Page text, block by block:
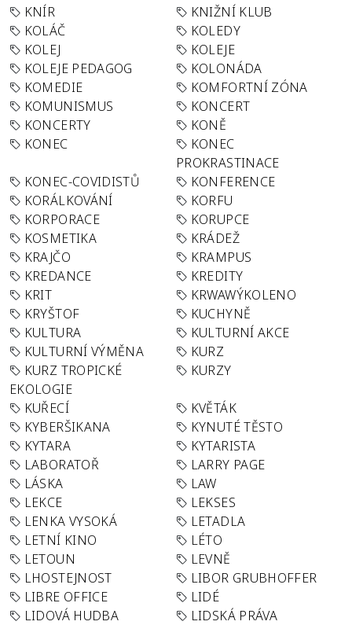
KNÍR
KNIŽNÍ KLUB
KOLÁČ
KOLEDY
KOLEJ
KOLEJE
KOLEJE PEDAGOG
KOLONÁDA
KOMEDIE
KOMFORTNÍ ZÓNA
KOMUNISMUS
KONCERT
KONCERTY
KONĚ
KONEC
KONEC
PROKRASTINACE
KONEC-COVIDISTŮ
KONFERENCE
KORÁLKOVÁNÍ
KORFU
KORPORACE
KORUPCE
KOSMETIKA
KRÁDEŽ
KRAJČO
KRAMPUS
KREDANCE
KREDITY
KRIT
KRWAWÝKOLENO
KRYŠTOF
KUCHYNĚ
KULTURA
KULTURNÍ AKCE
KULTURNÍ VÝMĚNA
KURZ
KURZ TROPICKÉ
EKOLOGIE
KURZY
KUŘECÍ
KVĚTÁK
KYBERŠIKANA
KYNUTÉ TĚSTO
KYTARA
KYTARISTA
LABORATOŘ
LARRY PAGE
LÁSKA
LAW
LEKCE
LEKSES
LENKA VYSOKÁ
LETADLA
LETNÍ KINO
LÉTO
LETOUN
LEVNĚ
LHOSTEJNOST
LIBOR GRUBHOFFER
LIBRE OFFICE
LIDÉ
LIDOVÁ HUDBA
LIDSKÁ PRÁVA